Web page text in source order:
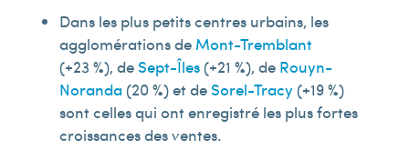
Dans les plus petits centres urbains, les
agglomérations de Mont-Tremblant
(+23 %), de Sept-Îles(+21 %), de Rouyn-
Noranda(20 %) et de Sorel-Tracy(+19 %)
sont celles qui ont enregistré les plus fortes
croissances des ventes.